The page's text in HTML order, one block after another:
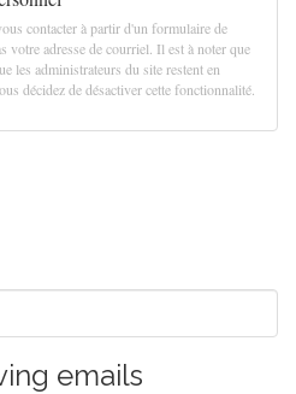
contacter à partir d'un formulaire de
votre adresse de courriel. Il est à noter que
les administrateurs du site restent en
décidez de désactiver cette fonctionnalité.
emails